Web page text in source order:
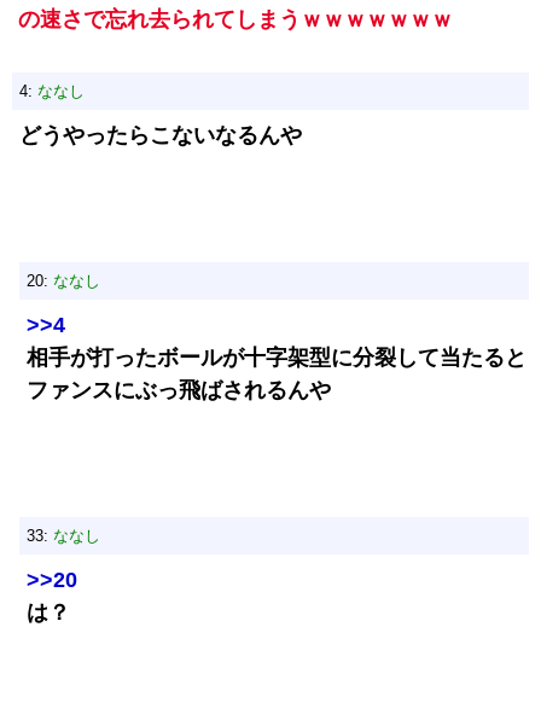
の速さで忘れ去られてしまうｗｗｗｗｗｗｗ
4: ななし
どうやったらこないなるんや
20: ななし
>>4
相手が打ったボールが十字架型に分裂して当たると
ファンスにぶっ飛ばされるんや
33: ななし
>>20
は？